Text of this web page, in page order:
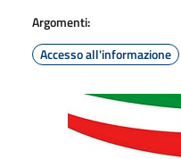
Argomenti:
Accesso all'informazione